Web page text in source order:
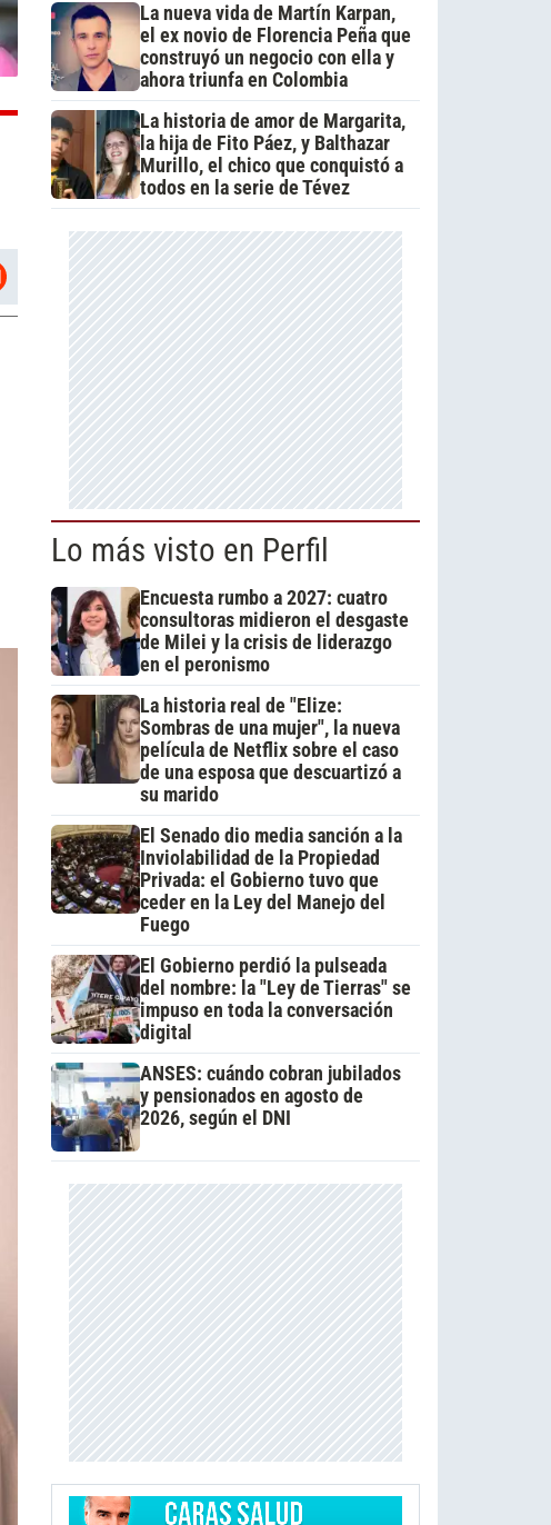
La nueva vida de Martín Karpan,
el ex novio de Florencia Peña que
construyó un negocio con ella y
ahora triunfa en Colombia
La historia de amor de Margarita,
la hija de Fito Páez, y Balthazar
Murillo, el chico que conquistó a
todos en la serie de Tévez
Lo más visto en Perfil
Encuesta rumbo a 2027: cuatro
consultoras midieron el desgaste
de Milei y la crisis de liderazgo
en el peronismo
La historia real de "Elize:
Sombras de una mujer", la nueva
película de Netflix sobre el caso
de una esposa que descuartizó a
su marido
El Senado dio media sanción a la
Inviolabilidad de la Propiedad
Privada: el Gobierno tuvo que
ceder en la Ley del Manejo del
Fuego
El Gobierno perdió la pulseada
del nombre: la "Ley de Tierras" se
impuso en toda la conversación
digital
ANSES: cuándo cobran jubilados
y pensionados en agosto de
2026, según el DNI